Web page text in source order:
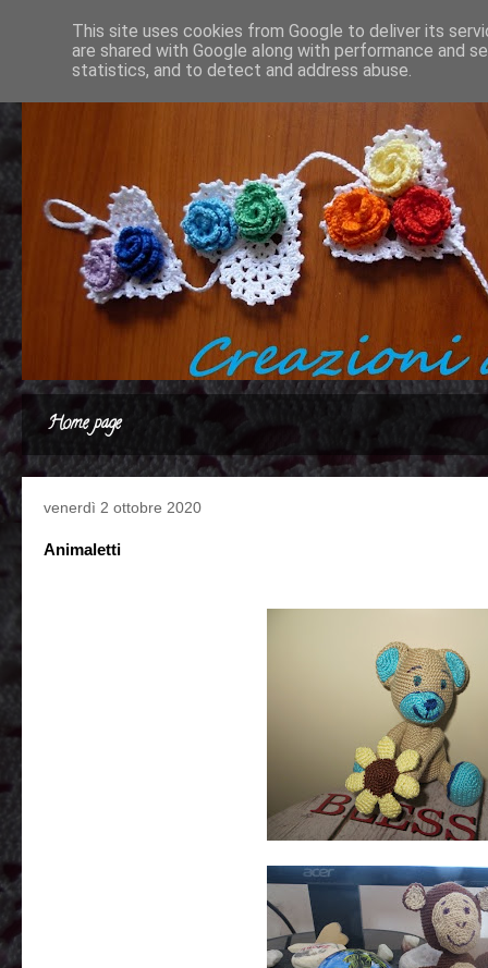
Home page
venerdì 2 ottobre 2020
Animaletti
This site uses cookies from Google to deliver its
are shared with Google along with performance and
statistics, and to detect and address abuse.